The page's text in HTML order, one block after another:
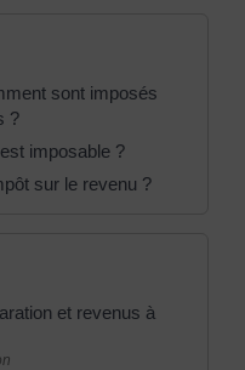
sont imposés
?
imposable ?
sur le revenu ?
et revenus à